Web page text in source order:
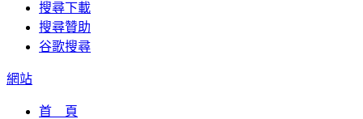
搜尋下載
搜尋贊助
谷歌搜尋
網站
首 頁